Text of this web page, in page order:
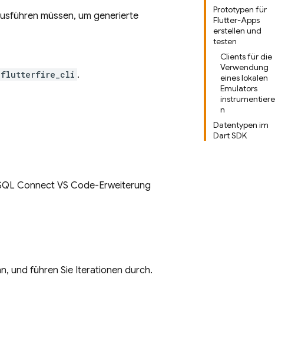
Prototypen für
Flutter-Apps
erstellen und
testen
Clients für die
Verwendung
eines lokalen
Emulators
instrumentiere
n
Datentypen im
Dart SDK
müssen, um generierte
flutterfire_cli .
Connect VS Code-Erweiterung
und führen Sie Iterationen durch.